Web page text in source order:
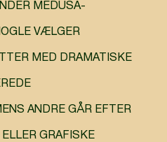
MEDUSA-
VÆLGER
MED DRAMATISKE
ANDRE GÅR EFTER
GRAFISKE